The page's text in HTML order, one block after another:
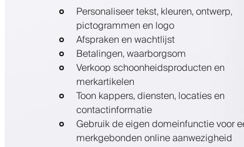
Personaliseer tekst, kleuren, ontwerp,
pictogrammen en logo
Afspraken en wachtlijst
Betalingen, waarborgsom
Verkoop schoonheidsproducten en
merkartikelen
Toon kappers, diensten, locaties en
contactinformatie
Gebruik de eigen domeinfunctie voor
merkgebonden online aanwezigheid